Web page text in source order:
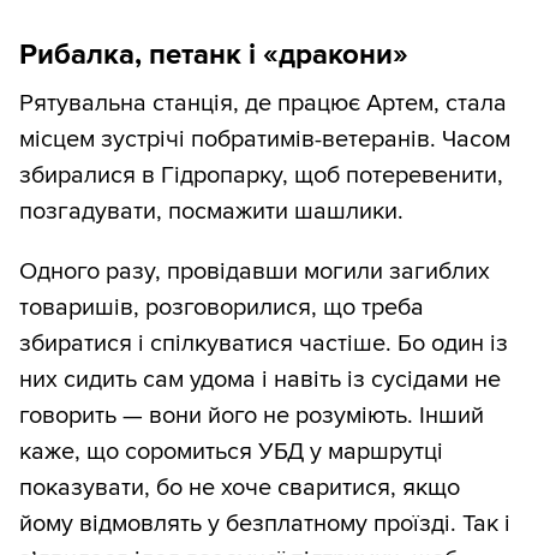
Рибалка, петанк і «дракони»
Рятувальна станція, де працює Артем, стала
місцем зустрічі побратимів-ветеранів. Часом
збиралися в Гідропарку, щоб потеревенити,
позгадувати, посмажити шашлики.
Одного разу, провідавши могили загиблих
товаришів, розговорилися, що треба
збиратися і спілкуватися частіше. Бо один із
них сидить сам удома і навіть із сусідами не
говорить — вони його не розуміють. Інший
каже, що соромиться УБД у маршрутці
показувати, бо не хоче сваритися, якщо
йому відмовлять у безплатному проїзді. Так і